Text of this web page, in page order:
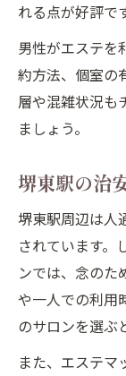
れる点が好評で
男性がエステを
約方法、個室の
層や混雑状況も
ましょう。
堺東駅の治
堺東駅周辺は人
されています。
ンでは、念のた
や一人での利用
のサロンを選ぶ
また、エステマ